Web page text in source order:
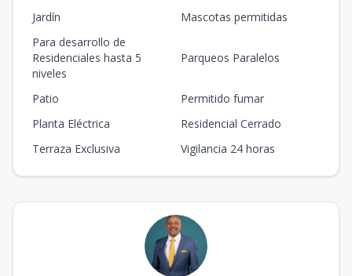
Jardín
Mascotas permitidas
Para desarrollo de
Residenciales hasta 5
niveles
Parqueos Paralelos
Patio
Permitido fumar
Planta Eléctrica
Residencial Cerrado
Terraza Exclusiva
Vigilancia 24 horas